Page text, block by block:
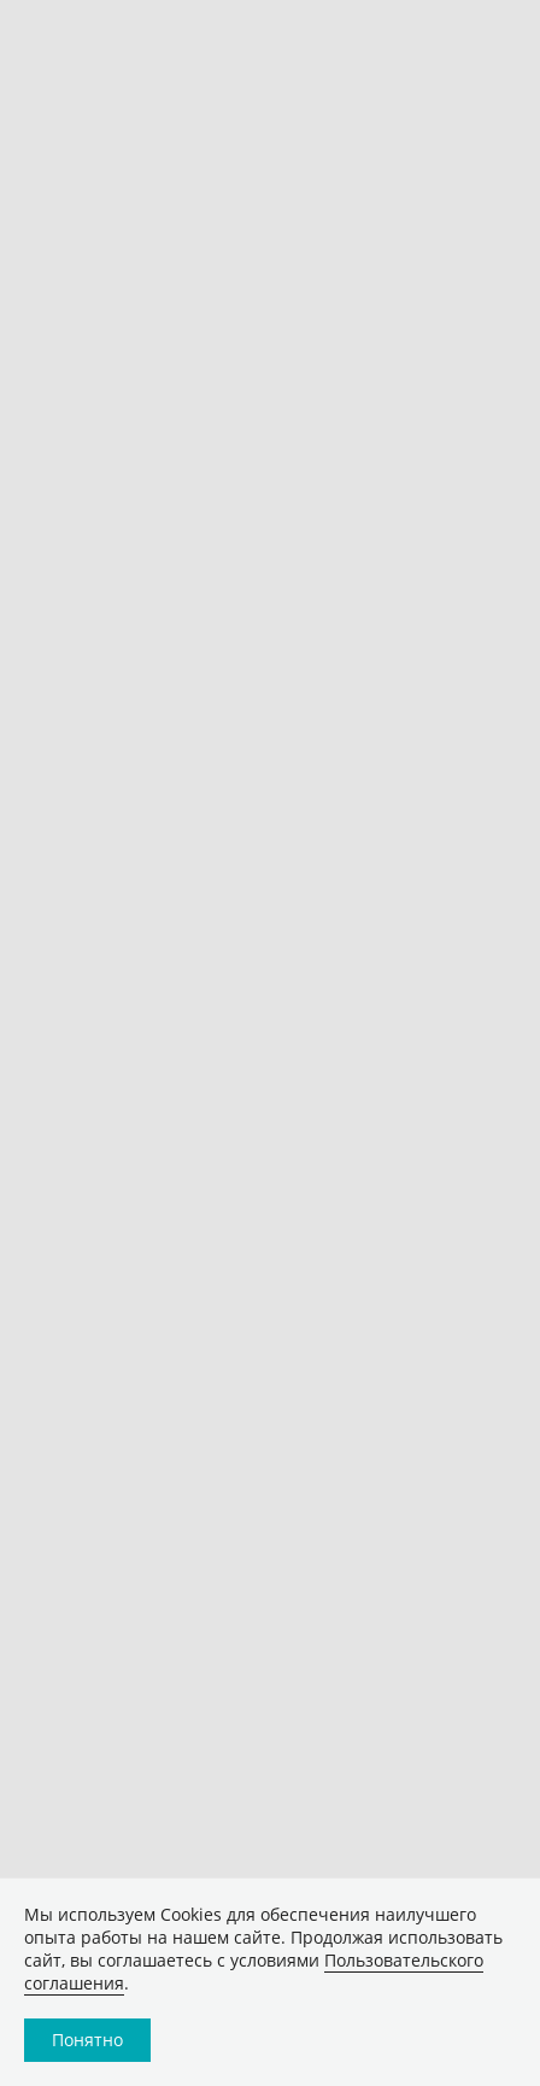
Мы используем Сookies для обеспечения наилучшего
опыта работы на нашем сайте. Продолжая использовать
сайт, вы соглашаетесь с условиями Пользовательского
соглашения.
Понятно